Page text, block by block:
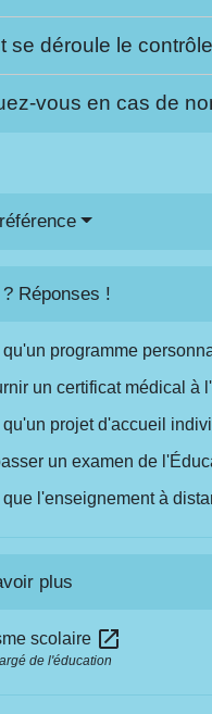
se déroule le
vous en cas de
Réponses !
programme
un certificat médical à
qu'un projet d'accueil
un examen de
que l'enseignement à
plus
scolaire open_in_new
de l'éducation